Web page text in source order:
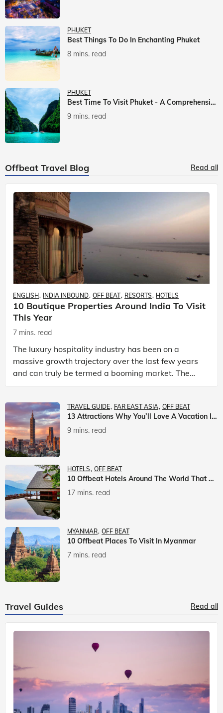
PHUKET
Best Things To Do In Enchanting Phuket
8 mins. read
PHUKET
Best Time To Visit Phuket - A Comprehensive Guide
9 mins. read
Offbeat Travel Blog Read all
ENGLISH INDIA INBOUND OFF BEAT RESORTS HOTELS
10 Boutique Properties Around India To Visit
This Year
7 mins. read
The luxury hospitality industry has been on a
massive growth trajectory over the last few years
and can truly be termed a booming market. The
luxury hotels industry is earning an increasing
TRAVEL GUIDE FAR EAST ASIA OFF BEAT
13 Attractions Why You’ll Love A Vacation In Taiwan
9 mins. read
HOTELS OFF BEAT
10 Offbeat Hotels Around The World That Will Leave You Awestruck
17 mins. read
MYANMAR OFF BEAT
10 Offbeat Places To Visit In Myanmar
7 mins. read
Travel Guides Read all